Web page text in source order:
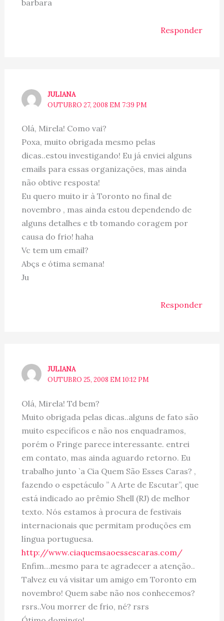
barbara
Responder
JULIANA
OUTUBRO 27, 2008 EM 7:39 PM
Olá, Mirela! Como vai?
Poxa, muito obrigada mesmo pelas
dicas..estou investigando! Eu já enviei alguns
emails para essas organizações, mas ainda
não obtive resposta!
Eu quero muito ir à Toronto no final de
novembro , mas ainda estou dependendo de
alguns detalhes e tb tomando coragem por
causa do frio! haha
Vc tem um email?
Abçs e ótima semana!
Ju
Responder
JULIANA
OUTUBRO 25, 2008 EM 10:12 PM
Olá, Mirela! Td bem?
Muito obrigada pelas dicas..alguns de fato são
muito específicos e não nos enquadramos,
porém o Fringe parece interessante. entrei
em contato, mas ainda aguardo retorno. Eu
trabalho junto `a Cia Quem São Esses Caras? ,
fazendo o espetáculo ” A Arte de Escutar”, que
está indicado ao prêmio Shell (RJ) de melhor
texto. Nós estamos à procura de festivais
internacionais que permitam produções em
língua portuguesa.
http://www.ciaquemsaoessescaras.com/
Enfim…mesmo para te agradecer a atenção..
Talvez eu vá visitar um amigo em Toronto em
novembro! Quem sabe não nos conhecemos?
rsrs..Vou morrer de frio, né? rsrs